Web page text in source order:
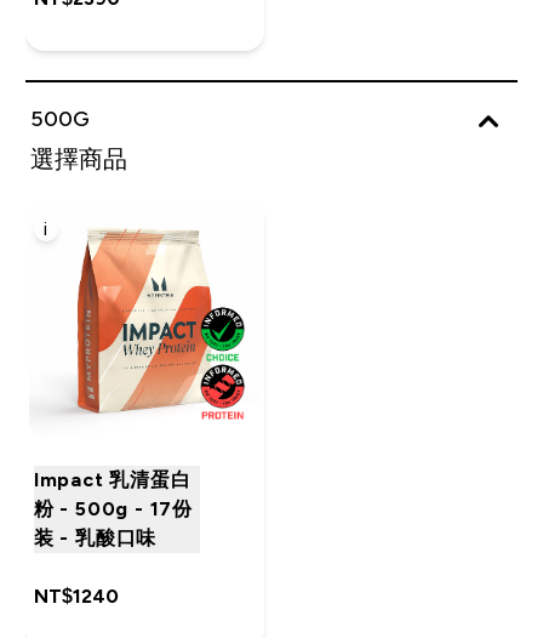
500G
選擇商品
i
Impact 乳清蛋白
粉 - 500g - 17份
装 - 乳酸口味
NT$1240‎